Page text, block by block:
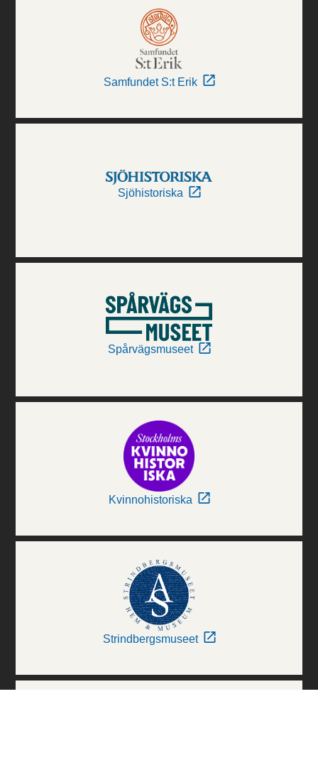
Samfundet S:t Erik
Sjöhistoriska
Spårvägsmuseet
Kvinnohistoriska
Strindbergsmuseet